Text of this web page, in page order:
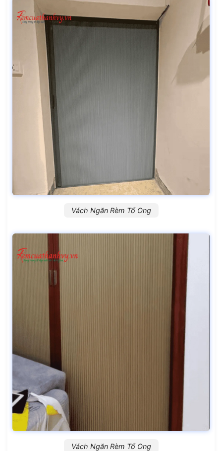
Vách Ngăn Rèm Tổ Ong
Vách Ngăn Rèm Tổ Ong